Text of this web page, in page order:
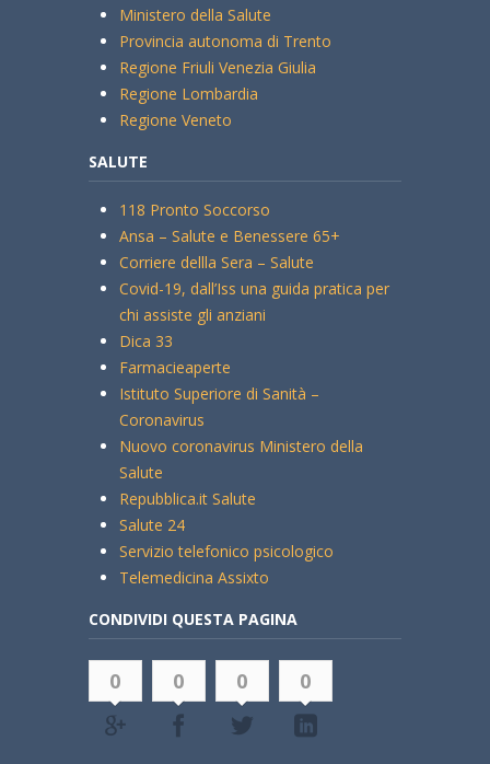
Ministero della Salute
Provincia autonoma di Trento
Regione Friuli Venezia Giulia
Regione Lombardia
Regione Veneto
SALUTE
118 Pronto Soccorso
Ansa – Salute e Benessere 65+
Corriere dellla Sera – Salute
Covid-19, dall’Iss una guida pratica per
chi assiste gli anziani
Dica 33
Farmacieaperte
Istituto Superiore di Sanità –
Coronavirus
Nuovo coronavirus Ministero della
Salute
Repubblica.it Salute
Salute 24
Servizio telefonico psicologico
Telemedicina Assixto
CONDIVIDI QUESTA PAGINA
0 0 0 0